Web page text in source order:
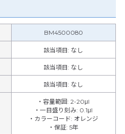
BM4500080
該当項目: なし
該当項目: なし
該当項目: なし
・容量範囲:2-20μl
・一目盛り刻み: 0.1μl
・カラーコード: オレンジ
・保証:5年